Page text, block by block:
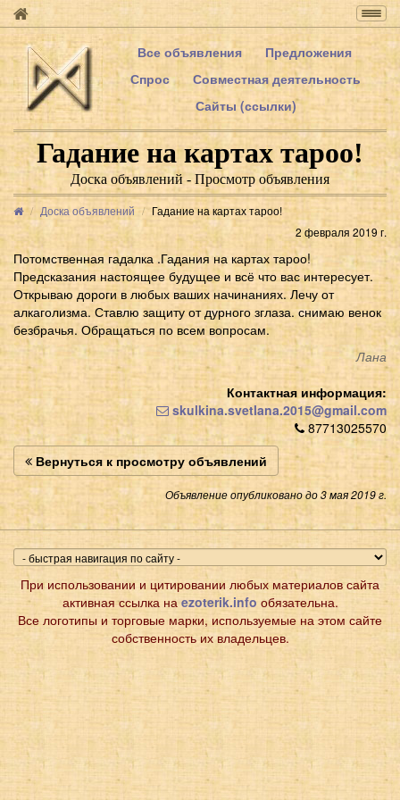
Все объявления
Предложения
Спрос
Совместная деятельность
Сайты (ссылки)
Гадание на картах тароо!
Доска объявлений - Просмотр объявления
Доска объявлений
Гадание на картах тароо!
2 февраля 2019 г.
Потомственная гадалка .Гадания на картах тароо!
Предсказания настоящее будущее и всё что вас интересует.
Открываю дороги в любых ваших начинаниях. Лечу от
алкаголизма. Ставлю защиту от дурного зглаза. снимаю венок
безбрачья. Обращаться по всем вопросам.
Лана
Контактная информация:
skulkina.svetlana.2015@gmail.com
87713025570
Вернуться к просмотру объявлений
Объявление опубликовано до 3 мая 2019 г.
При использовании и цитировании любых материалов сайта
активная ссылка на ezoterik.info обязательна.
Все логотипы и торговые марки, используемые на этом сайте
собственность их владельцев.